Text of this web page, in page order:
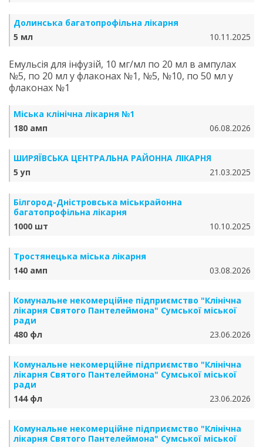
Долинська багатопрофільна лікарня
5 мл
10.11.2025
Емульсія для інфузій, 10 мг/мл по 20 мл в ампулах
№5, по 20 мл у флаконах №1, №5, №10, по 50 мл у
флаконах №1
Міська клінічна лікарня №1
180 амп
06.08.2026
ШИРЯЇВСЬКА ЦЕНТРАЛЬНА РАЙОННА ЛІКАРНЯ
5 уп
21.03.2025
Білгород-Дністровська міськрайонна
багатопрофільна лікарня
1000 шт
10.10.2025
Тростянецька міська лікарня
140 амп
03.08.2026
Комунальне некомерційне підприємство "Клінічна
лікарня Святого Пантелеймона" Сумської міської
ради
480 фл
23.06.2026
Комунальне некомерційне підприємство "Клінічна
лікарня Святого Пантелеймона" Сумської міської
ради
144 фл
23.06.2026
Комунальне некомерційне підприємство "Клінічна
лікарня Святого Пантелеймона" Сумської міської